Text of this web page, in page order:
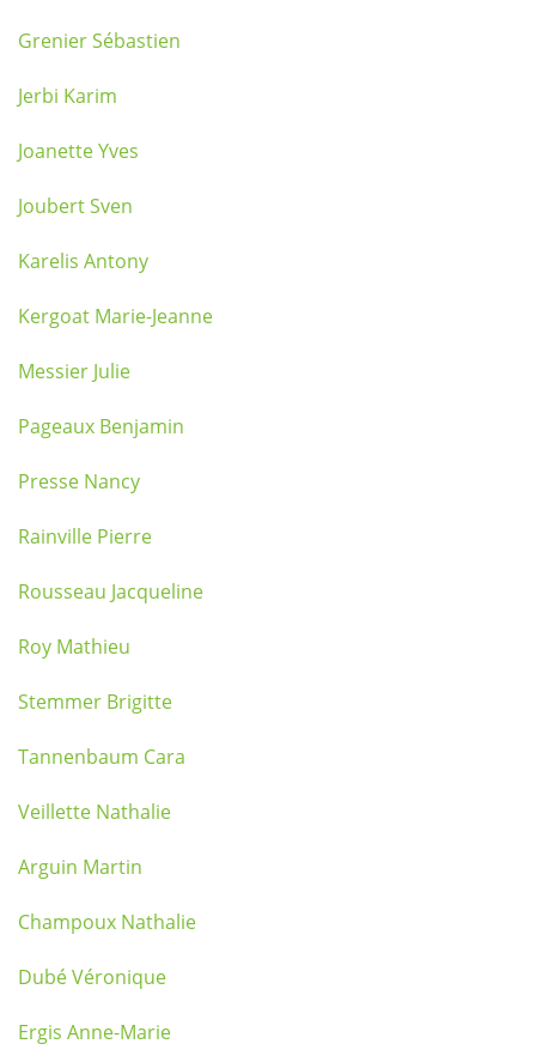
Grenier Sébastien
Jerbi Karim
Joanette Yves
Joubert Sven
Karelis Antony
Kergoat Marie-Jeanne
Messier Julie
Pageaux Benjamin
Presse Nancy
Rainville Pierre
Rousseau Jacqueline
Roy Mathieu
Stemmer Brigitte
Tannenbaum Cara
Veillette Nathalie
Arguin Martin
Champoux Nathalie
Dubé Véronique
Ergis Anne-Marie